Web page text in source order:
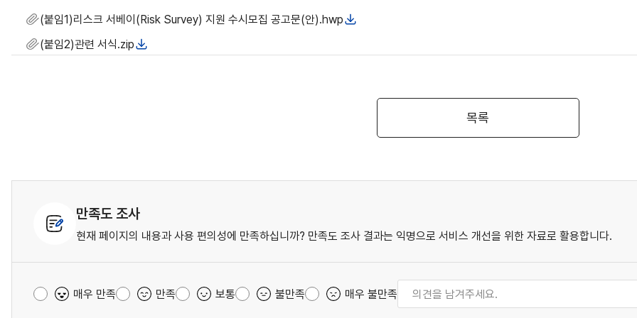
(붙임1)리스크 서베이(Risk Survey) 지원 수시모집 공고문(안).hwp
(붙임2)관련 서식.zip
목록
만족도 조사
현재 페이지의 내용과 사용 편의성에 만족하십니까? 만족도 조사 결과는 익명으로 서비스 개선을 위한 자료로 활용합니다.
매우 만족 만족 보통 불만족 매우 불만족